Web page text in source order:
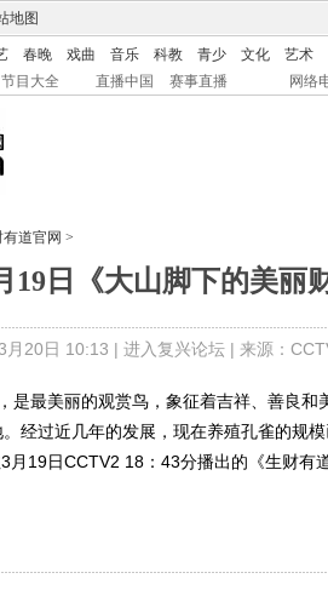
地图
春晚 戏曲 音乐 科教 青少 文化
艺术
节目大全 直播中国 赛事直播 网络
道官网 >
19日《大山脚下的美丽
月20日 10:13 | 进入复兴论坛| 来源：
最美丽的观赏鸟，象征着吉祥、善良和
经过近几年的发展，现在养殖孔雀的规
月19日CCTV2 18：43分播出的《生财